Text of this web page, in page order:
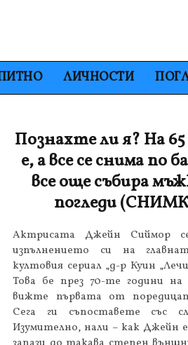
ЛИЧНОСТИ
Познахте ли я? На
е, а все се снима по
все още събира
погледи
Актрисата Джейн Сиймор
изпълнението си на
култовия сериал „д-р Куин
Това бе през 70-те години
вижте първата от
Сега ги съпоставете със
Изумително, нали – как Джейн е